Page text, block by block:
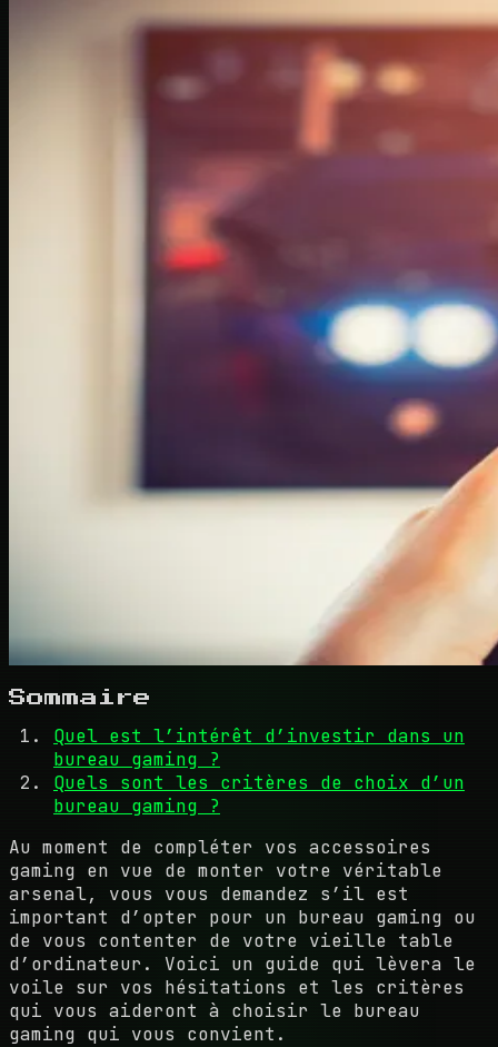
Sommaire
Quel est l’intérêt d’investir dans un
bureau gaming ?
Quels sont les critères de choix d’un
bureau gaming ?
Au moment de compléter vos accessoires
gaming en vue de monter votre véritable
arsenal, vous vous demandez s’il est
important d’opter pour un bureau gaming ou
de vous contenter de votre vieille table
d’ordinateur. Voici un guide qui lèvera le
voile sur vos hésitations et les critères
qui vous aideront à choisir le bureau
gaming qui vous convient.